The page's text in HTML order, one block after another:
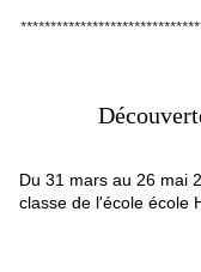
Du 31 mars au 26 mai
classe de l'école école